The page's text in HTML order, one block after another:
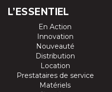
L’ESSENTIEL
En Action
Innovation
Nouveauté
Distribution
Location
Prestataires de service
Matériels